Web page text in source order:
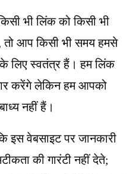
भी लिंक को किसी भी
आप किसी भी समय हमसे
लिए स्वतंत्र हैं। हम लिंक
करेंगे लेकिन हम आपको
नहीं हैं।
इस वेबसाइट पर जानकारी
की गारंटी नहीं देते;